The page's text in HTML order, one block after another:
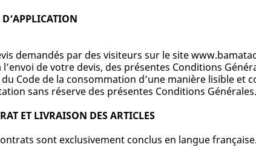
demandés par des visiteurs sur le site
de votre devis, des présentes Conditions
Code de la consommation d’une manière lisible et
sans réserve des présentes Conditions Générales.
ET LIVRAISON DES ARTICLES
sont exclusivement conclus en langue française.